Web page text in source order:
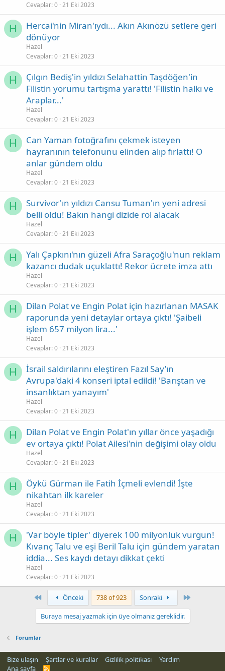
Cevaplar 0 21 Eki 2023
H
Hercai'nin Miran'ıydı... Akın Akınözü setlere geri
dönüyor
Hazel
Cevaplar 0 21 Eki 2023
H
Çılgın Bediş'in yıldızı Selahattin Taşdöğen'in
Filistin yorumu tartışma yarattı! 'Filistin halkı ve
Araplar...'
Hazel
Cevaplar 0 21 Eki 2023
H
Can Yaman fotoğrafını çekmek isteyen
hayranının telefonunu elinden alıp fırlattı! O
anlar gündem oldu
Hazel
Cevaplar 0 21 Eki 2023
H
Survivor'ın yıldızı Cansu Tuman'ın yeni adresi
belli oldu! Bakın hangi dizide rol alacak
Hazel
Cevaplar 0 21 Eki 2023
H
Yalı Çapkını'nın güzeli Afra Saraçoğlu'nun reklam
kazancı dudak uçuklattı! Rekor ücrete imza attı
Hazel
Cevaplar 0 21 Eki 2023
H
Dilan Polat ve Engin Polat için hazırlanan MASAK
raporunda yeni detaylar ortaya çıktı! 'Şaibeli
işlem 657 milyon lira...'
Hazel
Cevaplar 0 21 Eki 2023
H
İsrail saldırılarını eleştiren Fazıl Say’ın
Avrupa'daki 4 konseri iptal edildi! 'Barıştan ve
insanlıktan yanayım'
Hazel
Cevaplar 0 21 Eki 2023
H
Dilan Polat ve Engin Polat'ın yıllar önce yaşadığı
ev ortaya çıktı! Polat Ailesi'nin değişimi olay oldu
Hazel
Cevaplar 0 21 Eki 2023
H
Öykü Gürman ile Fatih İçmeli evlendi! İşte
nikahtan ilk kareler
Hazel
Cevaplar 0 21 Eki 2023
H
'Var böyle tipler' diyerek 100 milyonluk vurgun!
Kıvanç Talu ve eşi Beril Talu için gündem yaratan
iddia... Ses kaydı detayı dikkat çekti
Hazel
Cevaplar 0 21 Eki 2023
Önceki 738 of 923 Sonraki
Buraya mesaj yazmak için üye olmanız gereklidir.
Forumlar
Bize ulaşın Şartlar ve kurallar Gizlilik politikası
Yardım
Ana sayfa
R